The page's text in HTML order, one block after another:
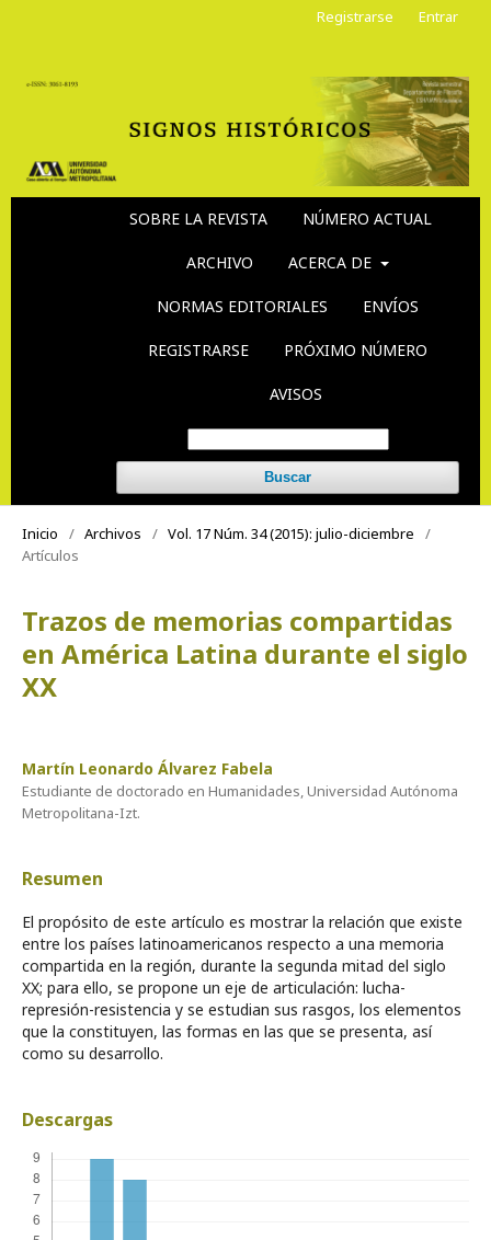
SOBRE LA REVISTA NÚMERO ACTUAL
ARCHIVO ACERCA DE
NORMAS EDITORIALES ENVÍOS
REGISTRARSE PRÓXIMO NÚMERO
AVISOS
Buscar
Registrarse Entrar
Inicio / Archivos / Vol. 17 Núm. 34 (2015): julio-diciembre
/
Artículos
Trazos de memorias compartidas
en América Latina durante el siglo
XX
Martín Leonardo Álvarez Fabela
Estudiante de doctorado en Humanidades, Universidad Autónoma
Metropolitana-Izt.
Resumen
El propósito de este artículo es mostrar la relación que existe
entre los países latinoamericanos respecto a una memoria
compartida en la región, durante la segunda mitad del siglo
XX; para ello, se propone un eje de articulación: lucha-
represión-resistencia y se estudian sus rasgos, los elementos
que la constituyen, las formas en las que se presenta, así
como su desarrollo.
Descargas